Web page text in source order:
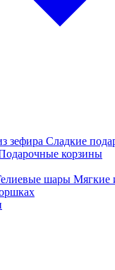
зефира Сладкие
корзины
шары Мягкие